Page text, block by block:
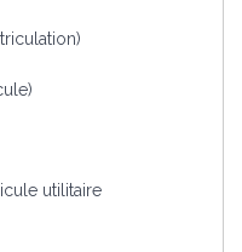
utilitaire